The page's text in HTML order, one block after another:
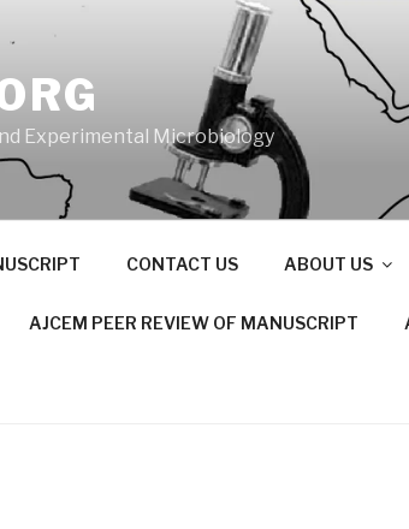
Experimental Microbiology
CONTACT US ABOUT US
AJCEM PEER REVIEW OF MANUSCRIPT